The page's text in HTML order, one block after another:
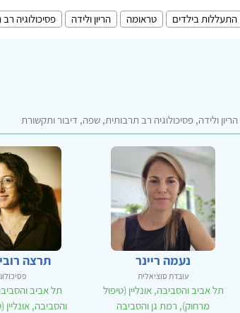
התעללות בילדים טראומה הריון ולידה פסיכולוגיה
ולידה, פסיכולוגיה רב תרבותית, שפה, דיבור ותקשורת
נעמה ריינר
עובדת סוציאלית
תל אביב והסביבה, אונליין (טיפול
מרחוק), רמת גן והסביבה
תרצה
תל אביב
והסביבה, אונליין